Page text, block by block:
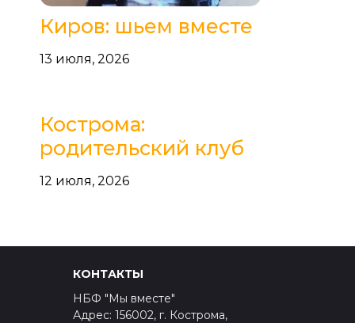
Киров: шьем вместе
13 июля, 2026
Кострома:
родительский клуб
12 июля, 2026
КОНТАКТЫ
НБФ "Мы вместе"
Адрес: 156002, г. Кострома,